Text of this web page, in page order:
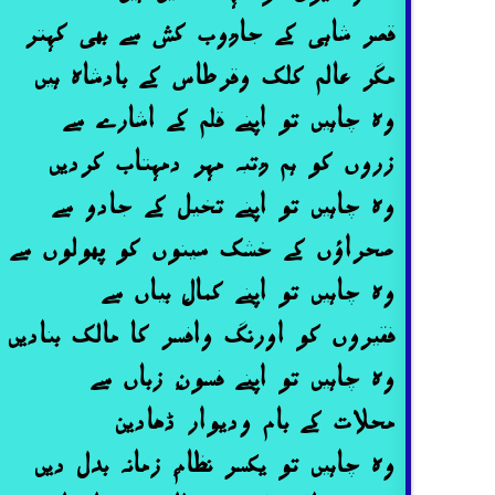
قصر شاہی کے جارُوب کش سے بھی کہتر
مگر عالم کلک وقرطاس کے بادشاہ ہیں
وہ چاہیں تو اپنے قلم کے اشارے سے
زروں کو ہم رُتبہ مہر دمہتاب کردیں
وہ چاہیں تو اپنے تخیل کے جادو سے
صحراؤں کے خشک سینوں کو پُھولوں سے
وہ چاہیں تو اپنے کمالِ بیاں سے
فقیروں کو اورنگ وافسر کا مالک بنادیں
وہ چاہیں تو اپنے فسونِ زباں سے
محلات کے بام ودیوار ڈھادین
وہ چاہیں تو یکسر نظامِ زمانہ بدل دیں